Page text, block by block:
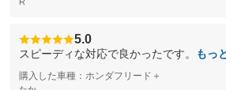
5.0
スピーディな対応で良かったです。 もっ
購入した車種：ホンダフリード＋